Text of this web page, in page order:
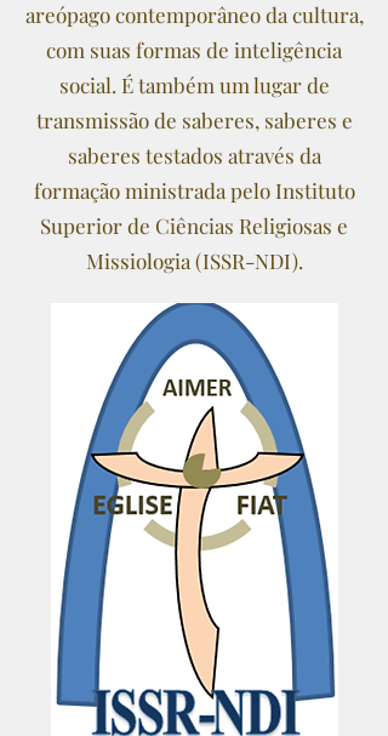
areópago contemporâneo da cultura,
com suas formas de inteligência
social. É também um lugar de
transmissão de saberes, saberes e
saberes testados através da
formação ministrada pelo Instituto
Superior de Ciências Religiosas e
Missiologia (ISSR-NDI).